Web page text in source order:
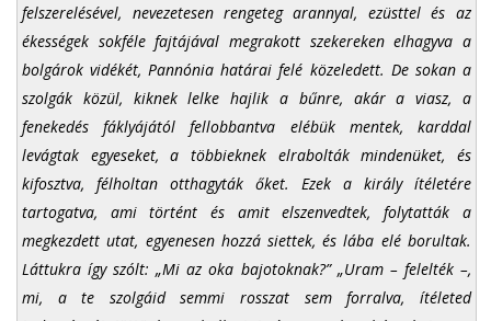
felszerelésével, nevezetesen rengeteg arannyal, ezüsttel és az
ékességek sokféle fajtájával megrakott szekereken elhagyva a
bolgárok vidékét, Pannónia határai felé közeledett. De sokan a
szolgák közül, kiknek lelke hajlik a bűnre, akár a viasz, a
fenekedés fáklyájától fellobbantva elébük mentek, karddal
levágtak egyeseket, a többieknek elrabolták mindenüket, és
kifosztva, félholtan otthagyták őket. Ezek a király ítéletére
tartogatva, ami történt és amit elszenvedtek, folytatták a
megkezdett utat, egyenesen hozzá siettek, és lába elé borultak.
Láttukra így szólt: „Mi az oka bajotoknak?” „Uram – felelték –,
mi, a te szolgáid semmi rosszat sem forralva, ítéleted